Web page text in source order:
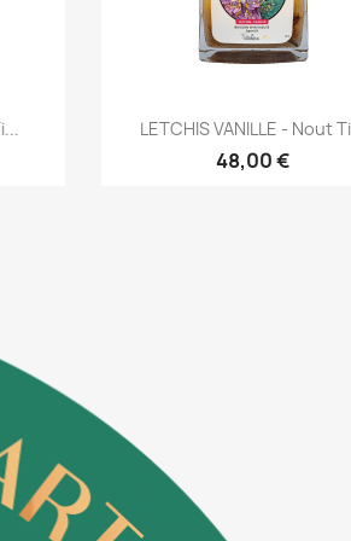
Aperçu rapide
LETCHIS VANILLE - Nout Ti...
48,00 €